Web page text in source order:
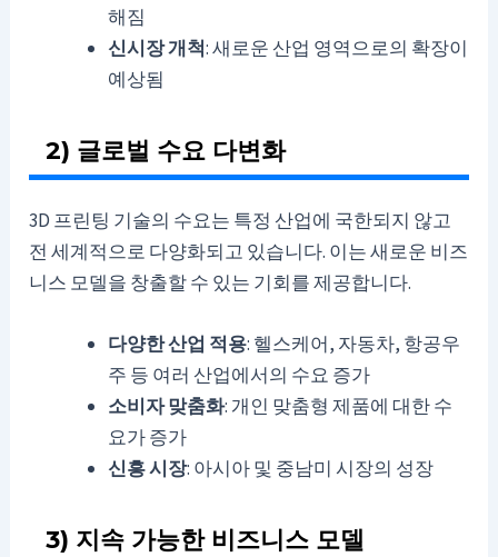
해짐
신시장 개척: 새로운 산업 영역으로의 확장이
예상됨
2) 글로벌 수요 다변화
3D 프린팅 기술의 수요는 특정 산업에 국한되지 않고
전 세계적으로 다양화되고 있습니다. 이는 새로운 비즈
니스 모델을 창출할 수 있는 기회를 제공합니다.
다양한 산업 적용: 헬스케어, 자동차, 항공우
주 등 여러 산업에서의 수요 증가
소비자 맞춤화: 개인 맞춤형 제품에 대한 수
요가 증가
신흥 시장: 아시아 및 중남미 시장의 성장
3) 지속 가능한 비즈니스 모델